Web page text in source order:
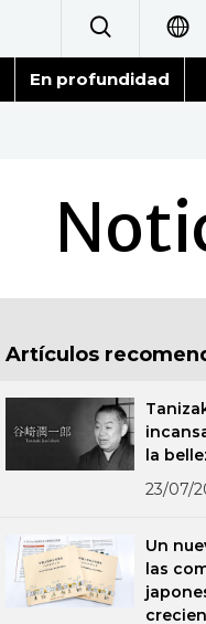
日本
简体字
繁體
العربية
En profundidad
Artículos
la
23/07/
Un
las